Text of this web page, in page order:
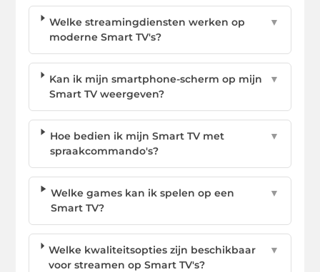
Welke streamingdiensten werken op
moderne Smart TV's?
▼
Kan ik mijn smartphone-scherm op mijn
Smart TV weergeven?
▼
Hoe bedien ik mijn Smart TV met
spraakcommando's?
▼
Welke games kan ik spelen op een
Smart TV?
▼
Welke kwaliteitsopties zijn beschikbaar
voor streamen op Smart TV's?
▼